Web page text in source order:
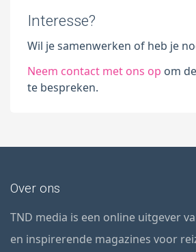
Interesse?
Wil je samenwerken of heb je
Neem contact met ons op om
te bespreken.
Over ons
TND media is een online uitgever
en inspirerende magazines voor